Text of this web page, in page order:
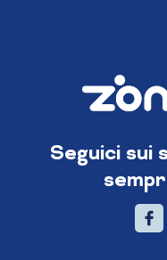
Seguici sui